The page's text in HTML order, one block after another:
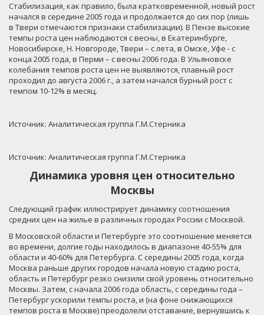
Стабилизация, как правило, была кратковременной, новый рост
начался в середине 2005 года и продолжается до сих пор (лишь
в Твери отмечаются признаки стабилизации). В Пензе высокие
темпы роста цен наблюдаются с весны, в Екатеринбурге,
Новосибирске, Н. Новгороде, Твери – с лета, в Омске, Уфе - с
конца 2005 года, в Перми – с весны 2006 года. В Ульяновске
колебания темпов роста цен не выявляются, плавный рост
проходил до августа 2006 г., а затем начался бурный рост с
темпом 10-12% в месяц.
Источник: Аналитическая группа Г.М.Стерника
Источник: Аналитическая группа Г.М.Стерника
Динамика уровня цен относительно
Москвы
Следующий график иллюстрирует динамику соотношения
средних цен на жилье в различных городах России с Москвой.
В Московской области и Петербурге это соотношение меняется
во времени, долгие годы находилось в диапазоне 40-55% для
области и 40-60% для Петербурга. С середины 2005 года, когда
Москва раньше других городов начала новую стадию роста,
область и Петербург резко снизили свой уровень относительно
Москвы. Затем, с начала 2006 года область, с середины года –
Петербург ускорили темпы роста, и (на фоне снижающихся
темпов роста в Москве) преодолели отставание, вернувшись к